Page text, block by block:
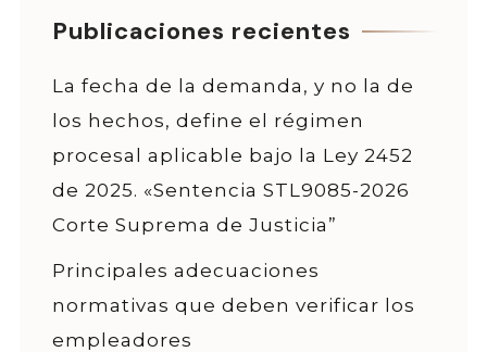
Publicaciones recientes
La fecha de la demanda, y no la de
los hechos, define el régimen
procesal aplicable bajo la Ley 2452
de 2025. «Sentencia STL9085-2026
Corte Suprema de Justicia”
Principales adecuaciones
normativas que deben verificar los
empleadores